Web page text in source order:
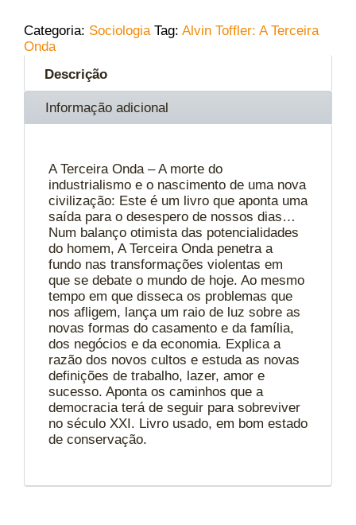
Categoria: Sociologia Tag: Alvin Toffler: A Terceira
Onda
Descrição
Informação adicional
A Terceira Onda – A morte do
industrialismo e o nascimento de uma nova
civilização: Este é um livro que aponta uma
saída para o desespero de nossos dias…
Num balanço otimista das potencialidades
do homem, A Terceira Onda penetra a
fundo nas transformações violentas em
que se debate o mundo de hoje. Ao mesmo
tempo em que disseca os problemas que
nos afligem, lança um raio de luz sobre as
novas formas do casamento e da família,
dos negócios e da economia. Explica a
razão dos novos cultos e estuda as novas
definições de trabalho, lazer, amor e
sucesso. Aponta os caminhos que a
democracia terá de seguir para sobreviver
no século XXI. Livro usado, em bom estado
de conservação.